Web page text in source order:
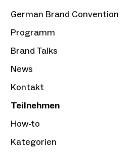
German Brand Convention
Programm
Brand Talks
News
Kontakt
Teilnehmen
How-to
Kategorien